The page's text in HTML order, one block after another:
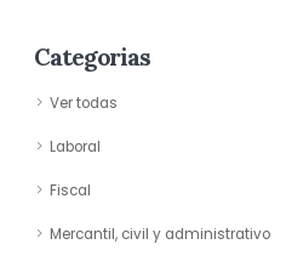
Categorias
Ver todas
Laboral
Fiscal
Mercantil, civil y administrativo